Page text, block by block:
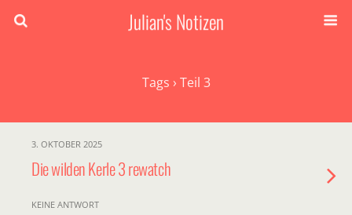
Julian's Notizen
Tags › Teil 3
3. OKTOBER 2025
Die wilden Kerle 3 rewatch
KEINE ANTWORT